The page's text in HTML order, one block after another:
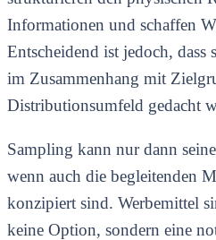
Informationen und schaffen
Entscheidend ist jedoch, dass
im Zusammenhang mit
Distributionsumfeld gedacht
Sampling kann nur dann
wenn auch die begleitenden
konzipiert sind. Werbemittel
keine Option, sondern eine